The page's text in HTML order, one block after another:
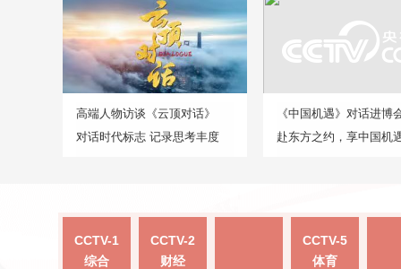
高端人物访谈《云顶对话》
对话时代标志 记录思考丰度
《中国机遇》对话进博
赴东方之约，享中国机
CCTV-1
综合
CCTV-2
财经
CCTV-5
体育